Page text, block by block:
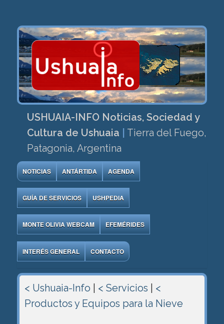
USHUAIA-INFO Noticias, Sociedad y
Cultura de Ushuaia
Tierra del Fuego,
Patagonia, Argentina
NOTICIAS ANTÁRTIDA AGENDA
GUÍA DE SERVICIOS USHPEDIA
MONTE OLIVIA WEBCAM EFEMÉRIDES
INTERÉS GENERAL CONTACTO
< Ushuaia-Info < Servicios
<
Productos y Equipos para la Nieve